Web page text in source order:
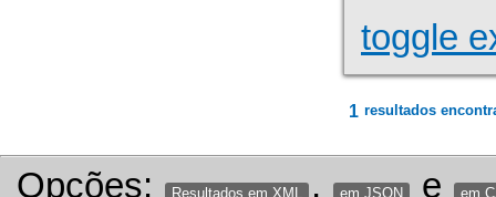
toggle
1 resultados
Opções: Resultados em XML , em JSON e em